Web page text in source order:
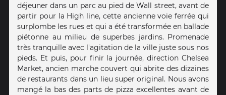
déjeuner dans un parc au pied de Wall street, avant de
partir pour la High line, cette ancienne voie ferrée qui
surplombe les rues et qui a été transformée en ballade
piétonne au milieu de superbes jardins. Promenade
très tranquille avec l'agitation de la ville juste sous nos
pieds. Et puis, pour finir la journée, direction Chelsea
Market, ancien marche couvert qui abrite des dizaines
de restaurants dans un lieu super original. Nous avons
mangé la bas des parts de pizza excellentes avant de